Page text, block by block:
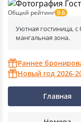
Общий рейтинг 9.6
Уютная гостиница, с
мангальная зона.
Раннее
Новый год 2026-
Главная